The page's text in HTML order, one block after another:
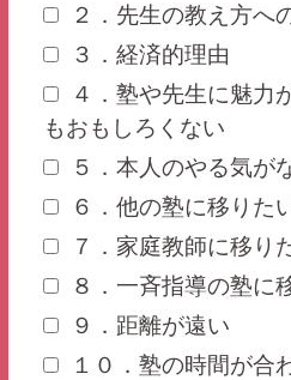
２．先生の教え方へ
３．経済的理由
４．塾や先生に魅力
もおもしろくない
５．本人のやる気が
６．他の塾に移りた
７．家庭教師に移り
８．一斉指導の塾に
９．距離が遠い
１０．塾の時間が合